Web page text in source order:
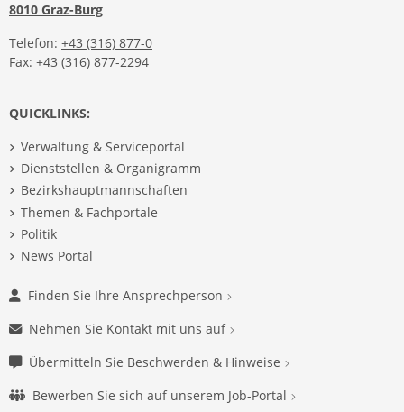
8010 Graz-Burg
Telefon: +43 (316) 877-0
Fax: +43 (316) 877-2294
QUICKLINKS:
Verwaltung & Serviceportal
Dienststellen & Organigramm
Bezirkshauptmannschaften
Themen & Fachportale
Politik
News Portal
Finden Sie Ihre Ansprechperson
Nehmen Sie Kontakt mit uns auf
Übermitteln Sie Beschwerden & Hinweise
Bewerben Sie sich auf unserem Job-Portal